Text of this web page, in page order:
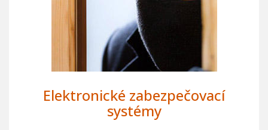
Elektronické zabezpečovací
systémy